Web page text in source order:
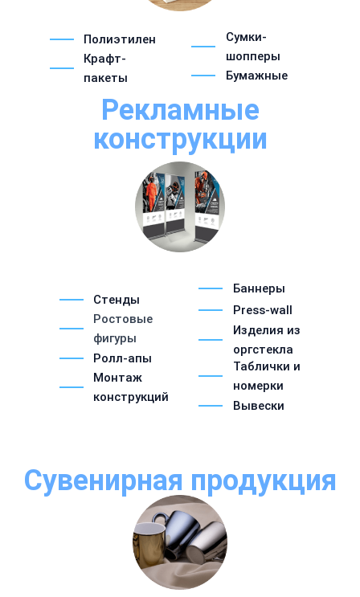
Полиэтилен
Крафт-
пакеты
Сумки-
шопперы
Бумажные
Рекламные
конструкции
Стенды
Ростовые
фигуры
Ролл-апы
Монтаж
конструкций
Баннеры
Press-wall
Изделия из
оргстекла
Таблички и
номерки
Вывески
Сувенирная продукция